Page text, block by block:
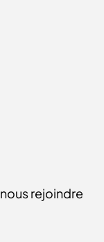
nous rejoindre